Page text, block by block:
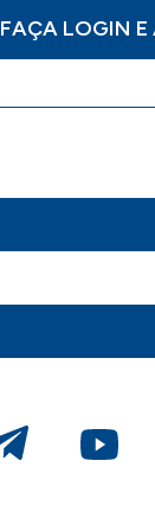
FAÇA LOGIN E